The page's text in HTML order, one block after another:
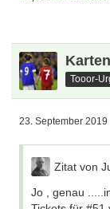
Tooor-
23. September 2019
Zitat von
Jo , genau